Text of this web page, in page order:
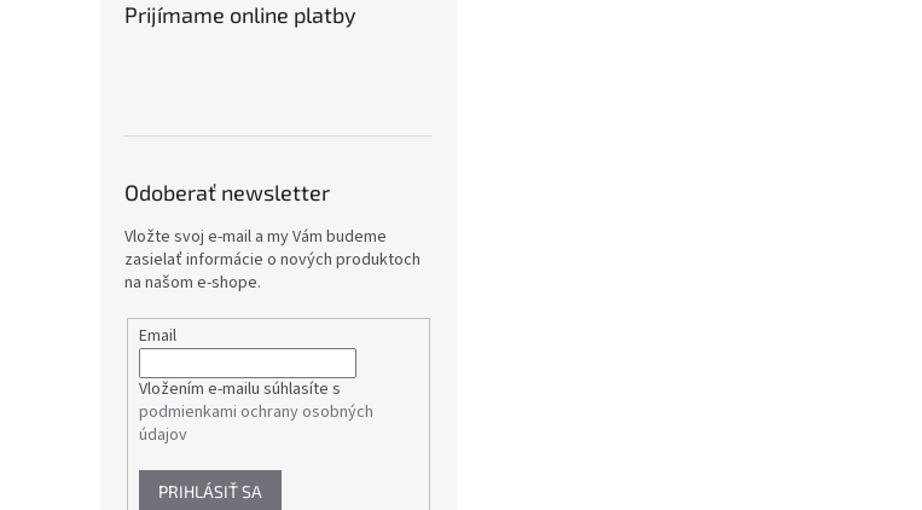
Prijímame online platby
Odoberať newsletter
Vložte svoj e-mail a my Vám budeme
zasielať informácie o nových produktoch
na našom e-shope.
Email
Vložením e-mailu súhlasíte s
podmienkami ochrany osobných
údajov
PRIHLÁSIŤ SA